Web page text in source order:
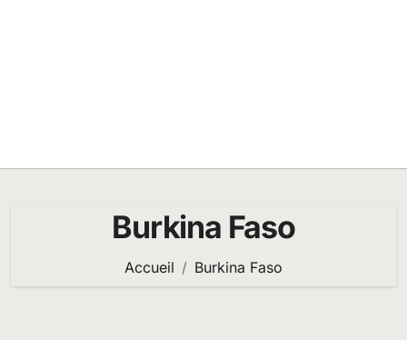
Burkina Faso
Accueil Burkina Faso